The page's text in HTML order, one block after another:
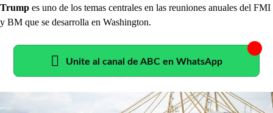
Trump es uno de los temas centrales en las reuniones anuales del FMI
y BM que se desarrolla en Washington.
Unite al canal de ABC en WhatsApp